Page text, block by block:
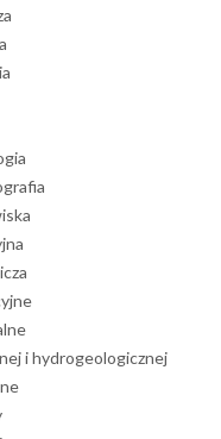
i hydrogeologicznej